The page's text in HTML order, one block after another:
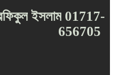
ইসলাম 01717-
656705